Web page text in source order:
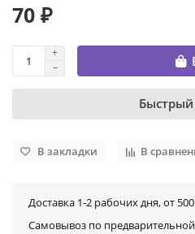
70 ₽
Быстрый
В закладки В
Доставка 1-2 рабочих дня, от
Самовывоз по